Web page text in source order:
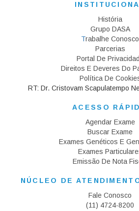
História
Grupo DASA
TRabalhe Conosco
Parcerias
Portal De
Direitos E Deveres Do
Política De
RT: Dr. Cristovam Scapulatempo
ACESSO
Agendar Exame
Buscar Exame
Exames Genéticos E
Exames
Emissão De Nota
NÚCLEO DE
Fale Conosco
(11) 4724-8200